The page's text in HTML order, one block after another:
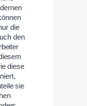
die
den
diese
sie